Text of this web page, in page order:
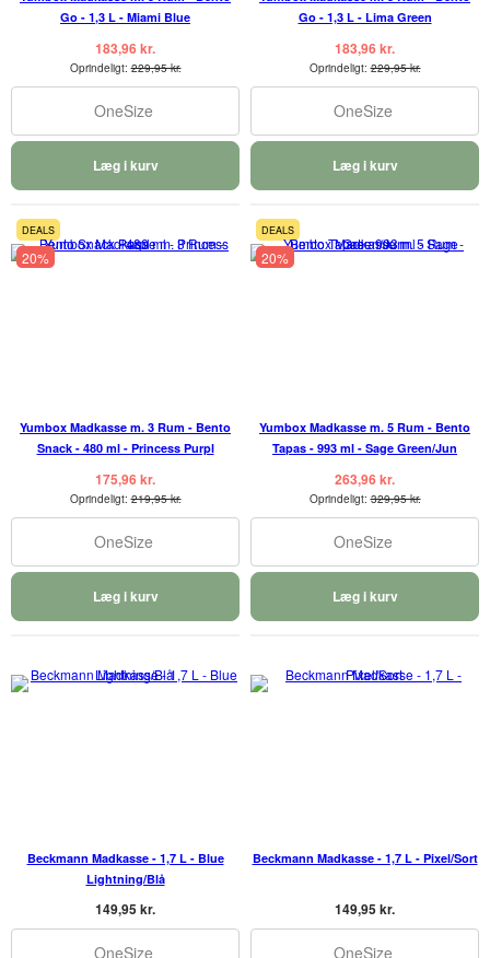
Go - 1,3 L - Miami Blue
183,96 kr.
Oprindeligt:229,95 kr.
OneSize
Læg i kurv
Go - 1,3 L - Lima Green
183,96 kr.
Oprindeligt:229,95 kr.
OneSize
Læg i kurv
DEALS
20%
Yumbox Madkasse m. 3 Rum - Bento
Snack - 480 ml - Princess Purpl
175,96 kr.
Oprindeligt:219,95 kr.
OneSize
Læg i kurv
DEALS
20%
Yumbox Madkasse m. 5 Rum - Bento
Tapas - 993 ml - Sage Green/Jun
263,96 kr.
Oprindeligt:329,95 kr.
OneSize
Læg i kurv
Beckmann Madkasse - 1,7 L - Blue
Lightning/Blå
149,95 kr.
OneSize
Beckmann Madkasse - 1,7 L - Pixel/Sort
149,95 kr.
OneSize